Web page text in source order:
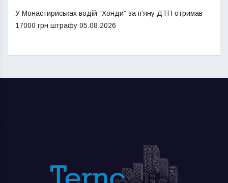
У Монастириськах водій “Хонди” за п’яну ДТП отримав
17000 грн штрафу 05.08.2026